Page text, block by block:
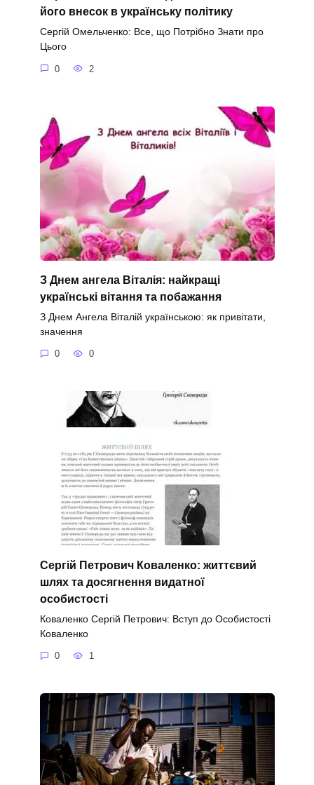
його внесок в українську політику
Сергій Омельченко: Все, що Потрібно Знати про
Цього
0 2
З Днем ангела Віталія: найкращі
українські вітання та побажання
З Днем Ангела Віталій українською: як привітати,
значення
0 0
Сергій Петрович Коваленко: життєвий
шлях та досягнення видатної
особистості
Коваленко Сергій Петрович: Вступ до Особистості
Коваленко
0 1